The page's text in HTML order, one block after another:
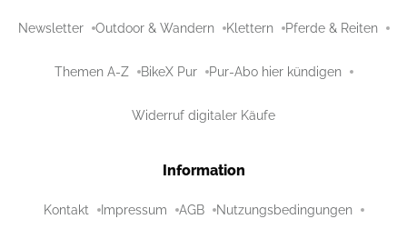
Newsletter Outdoor & Wandern Klettern Pferde & Reiten
Themen A-Z BikeX Pur Pur-Abo hier kündigen
Widerruf digitaler Käufe
Information
Kontakt Impressum AGB Nutzungsbedingungen